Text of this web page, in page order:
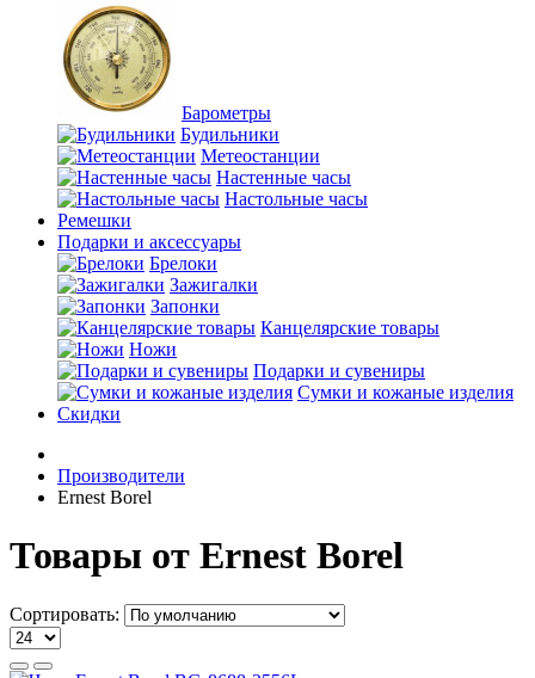
Барометры
Будильники
Метеостанции
Настенные часы
Настольные часы
Ремешки
Подарки и аксессуары
Брелоки
Зажигалки
Запонки
Канцелярские товары
Ножи
Подарки и сувениры
Сумки и кожаные изделия
Скидки
Производители
Ernest Borel
Товары от Ernest Borel
Сортировать: